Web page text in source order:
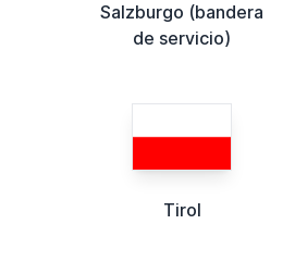
Salzburgo (bandera
de servicio)
Tirol